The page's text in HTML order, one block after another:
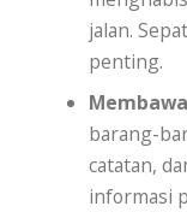
jalan.
penting.
barang-
catatan,
informasi